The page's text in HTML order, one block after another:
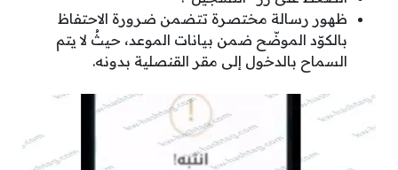
ظهور رسالة مختصرة تتضمن ضرورة الاحتفاظ
بالكوّد الموضّح ضمن بيانات الموعد، حيثُ لا يتم
السماح بالدخول إلى مقر القنصلية بدونه.